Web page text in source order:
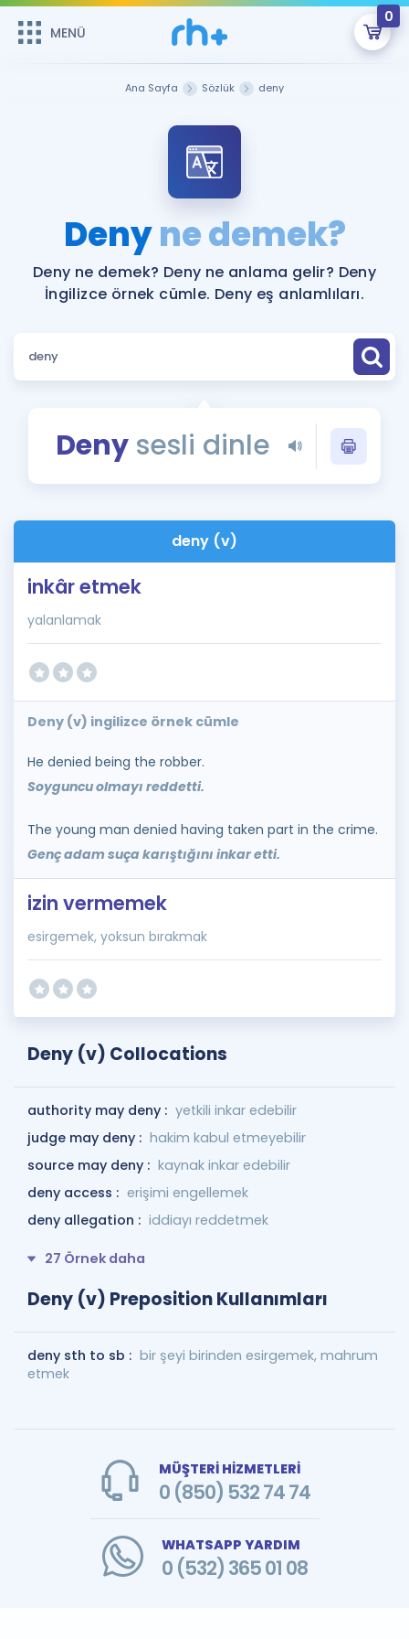
MENÜ
0
ÜYE DEĞİLİM
Sepetin Şu An Boş.
Remzi Hoca ile seni sınava hazırlayacak onlarca eğitim seni
bekliyor!
MENÜ
Katılımcı Görüşleri
Faydalı Araçlar
Sözlük
Rehberlik Aracı
Blog
İngilizce Gramer
Ana Sayfa Sözlük deny
Denyne demek?
Deny ne demek? Deny ne anlama gelir? Deny
İngilizce örnek cümle. Deny eş anlamlıları.
Denysesli dinle
deny (v)
inkâr etmek
yalanlamak
Deny (v) ingilizce örnek cümle
He denied being the robber.
Soyguncu olmayı reddetti.
The young man denied having taken part in the crime.
Genç adam suça karıştığını inkar etti.
izin vermemek
esirgemek, yoksun bırakmak
Deny (v) Collocations
authority may deny : yetkili inkar edebilir
judge may deny : hakim kabul etmeyebilir
source may deny : kaynak inkar edebilir
deny access : erişimi engellemek
deny allegation : iddiayı reddetmek
27 Örnek daha
Deny (v) Preposition Kullanımları
deny sth to sb : bir şeyi birinden esirgemek, mahrum
etmek
MÜŞTERİ HİZMETLERİ
0 (850) 532 74 74
WHATSAPP YARDIM
0 (532) 365 01 08